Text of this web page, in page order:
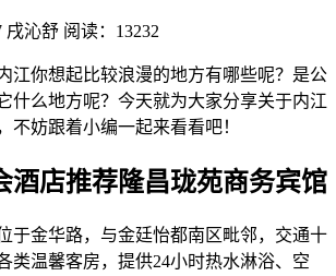
戌沁舒 阅读：13232
江你想起比较浪漫的地方有哪些呢？是公
什么地方呢？今天就为大家分享关于内江
不妨跟着小编一起来看看吧！
酒店推荐隆昌珑苑商务宾馆
于金华路，与金廷怡都南区毗邻，交通十
类温馨客房，提供24小时热水淋浴、空